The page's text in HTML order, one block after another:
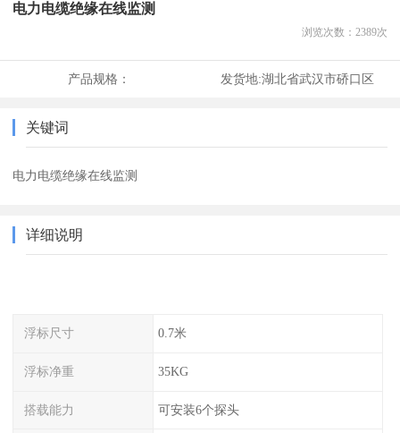
电力电缆绝缘在线监测
浏览次数： 2389次
产品规格： 发货地:湖北省武汉市硚口区
关键词
电力电缆绝缘在线监测
详细说明
浮标尺寸 0.7米
浮标净重 35KG
搭载能力 可安装6个探头